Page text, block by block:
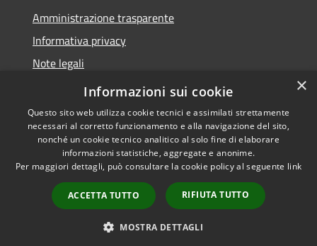
Amministrazione trasparente
Informativa privacy
Note legali
Dichiarazione di accessibilità
Accessibilità
Copyright © 2026 • Comune di
Merì • Powered by
Municipium•
Accesso
redazione
×
Informazioni sui cookie
Questo sito web utilizza cookie tecnici e assimilati strettamente
necessari al corretto funzionamento e alla navigazione del sito,
nonché un cookie tecnico analitico al solo fine di elaborare
informazioni statistiche, aggregate e anonime.
Per maggiori dettagli, può consultare la cookie policy al seguente link
ACCETTA TUTTO RIFIUTA TUTTO
MOSTRA DETTAGLI